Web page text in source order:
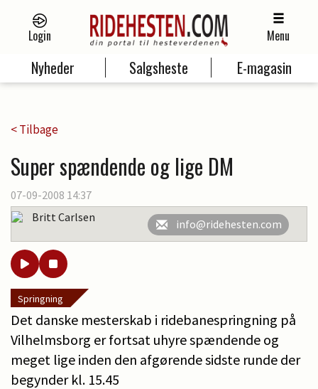
Login Menu
Nyheder Salgsheste E-magasin
< Tilbage
Super spændende og lige DM
07-09-2008 14:37
Britt Carlsen
info@ridehesten.com
Springning
Det danske mesterskab i ridebanespringning på
Vilhelmsborg er fortsat uhyre spændende og
meget lige inden den afgørende sidste runde der
begynder kl. 15.45